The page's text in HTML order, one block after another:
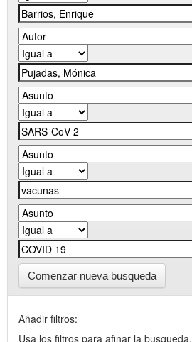
Comenzar nueva busqueda
Añadir filtros:
Usa los filtros para afinar la busqueda.